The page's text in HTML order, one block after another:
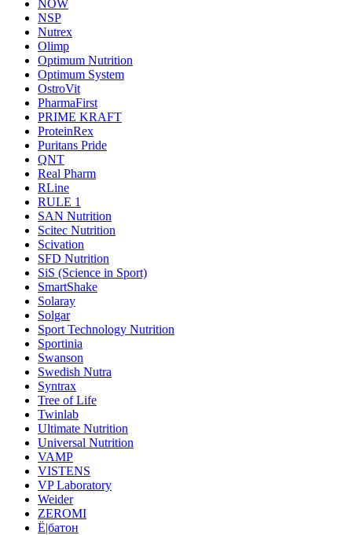
NOW
NSP
Nutrex
Olimp
Optimum Nutrition
Optimum System
OstroVit
PharmaFirst
PRIME KRAFT
ProteinRex
Puritans Pride
QNT
Real Pharm
RLine
RULE 1
SAN Nutrition
Scitec Nutrition
Scivation
SFD Nutrition
SiS (Science in Sport)
SmartShake
Solaray
Solgar
Sport Technology Nutrition
Sportinia
Swanson
Swedish Nutra
Syntrax
Tree of Life
Twinlab
Ultimate Nutrition
Universal Nutrition
VAMP
VISTENS
VP Laboratory
Weider
ZEROMI
Ё|батон